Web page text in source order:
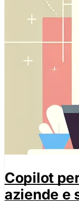
Copilot
aziende e